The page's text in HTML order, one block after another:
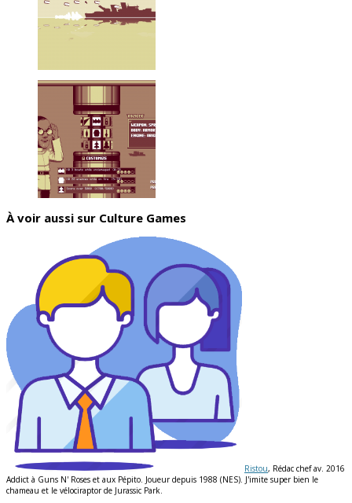
À voir aussi sur Culture Games
Ristou, Rédac chef av. 2016
Addict à Guns N' Roses et aux Pépito. Joueur depuis 1988 (NES). J'imite super bien le
chameau et le vélociraptor de Jurassic Park.